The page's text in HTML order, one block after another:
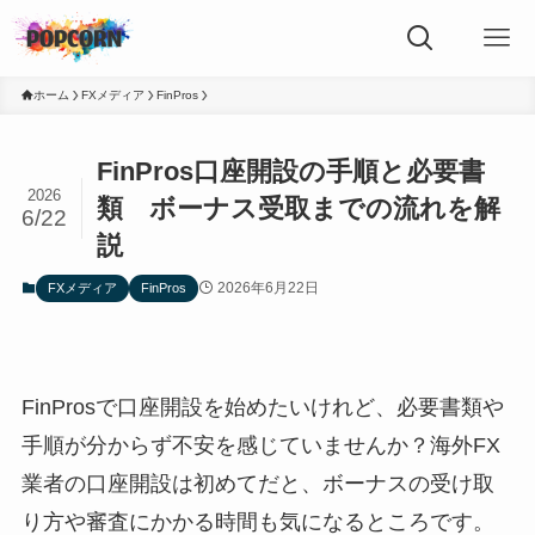
ホーム FXメディア FinPros
FinPros口座開設の手順と必要書
類 ボーナス受取までの流れを解
説
2026
6/22
FXメディア FinPros 2026年6月22日
FinProsで口座開設を始めたいけれど、必要書類や
手順が分からず不安を感じていませんか？海外FX
業者の口座開設は初めてだと、ボーナスの受け取
り方や審査にかかる時間も気になるところです。